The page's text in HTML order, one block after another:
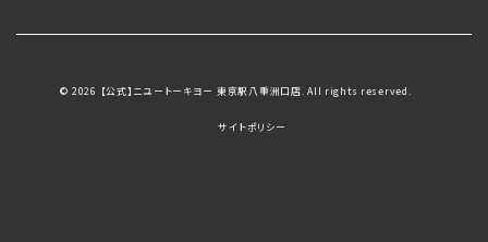
© 2026 【公式】ニユートーキヨー 東京駅八重洲口店. All rights reserved.
サイトポリシー